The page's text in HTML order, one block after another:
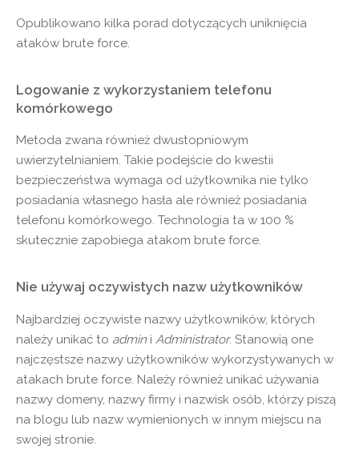
Opublikowano kilka porad dotyczących uniknięcia
ataków brute force.
Logowanie z wykorzystaniem telefonu
komórkowego
Metoda zwana również dwustopniowym
uwierzytelnianiem. Takie podejście do kwestii
bezpieczeństwa wymaga od użytkownika nie tylko
posiadania własnego hasła ale również posiadania
telefonu komórkowego. Technologia ta w 100 %
skutecznie zapobiega atakom brute force.
Nie używaj oczywistych nazw użytkowników
Najbardziej oczywiste nazwy użytkowników, których
należy unikać to admin i Administrator. Stanowią one
najczęstsze nazwy użytkowników wykorzystywanych w
atakach brute force. Należy również unikać używania
nazwy domeny, nazwy firmy i nazwisk osób, którzy piszą
na blogu lub nazw wymienionych w innym miejscu na
swojej stronie.